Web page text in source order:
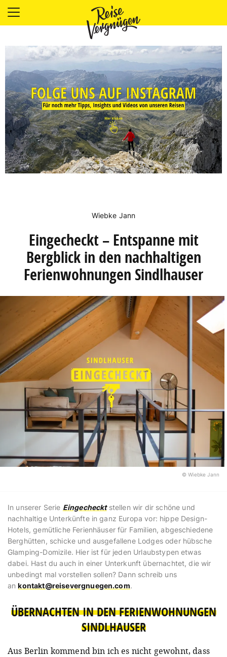
LÄNDER
UNTERKÜNFTE
FOOD
PLANUNG
OUTDOOR
Wiebke Jann
Eingecheckt – Entspanne mit
Bergblick in den nachhaltigen
Ferienwohnungen Sindlhauser
© Wiebke Jann
In unserer Serie Eingechecktstellen wir dir schöne und
nachhaltige Unterkünfte in ganz Europa vor: hippe Design-
Hotels, gemütliche Ferienhäuser für Familien, abgeschiedene
Berghütten, schicke und ausgefallene Lodges oder hübsche
Glamping-Domizile. Hier ist für jeden Urlaubstypen etwas
dabei. Hast du auch in einer Unterkunft übernachtet, die wir
unbedingt mal vorstellen sollen? Dann schreib uns
ankontakt@reisevergnuegen.com.
ÜBERNACHTEN IN DEN FERIENWOHNUNGEN
SINDLHAUSER
Aus Berlin kommend bin ich es nicht gewohnt, dass